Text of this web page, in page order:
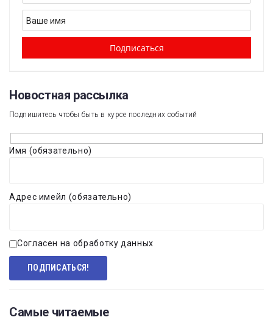
Новостная рассылка​
Подпишитесь чтобы быть в курсе последних событий
Имя (обязательно)
Адрес имейл (обязательно)
Согласен на обработку данных
Самые читаемые